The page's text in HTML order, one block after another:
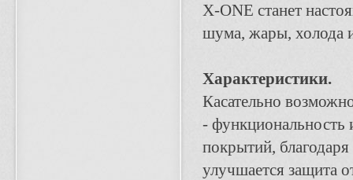
X-ONE станет
шума, жары, холода
Характеристики.
Касательно
- функциональность
покрытий,
улучшается защита